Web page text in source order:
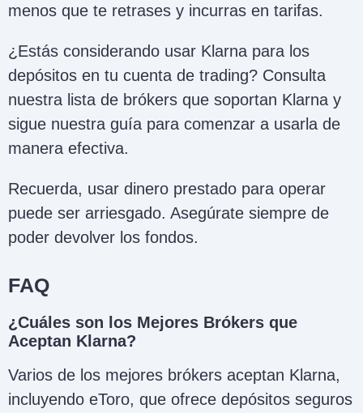
menos que te retrases y incurras en tarifas.
¿Estás considerando usar Klarna para los
depósitos en tu cuenta de trading? Consulta
nuestra lista de brókers que soportan Klarna y
sigue nuestra guía para comenzar a usarla de
manera efectiva.
Recuerda, usar dinero prestado para operar
puede ser arriesgado. Asegúrate siempre de
poder devolver los fondos.
FAQ
¿Cuáles son los Mejores Brókers que
Aceptan Klarna?
Varios de los mejores brókers aceptan Klarna,
incluyendo eToro, que ofrece depósitos seguros